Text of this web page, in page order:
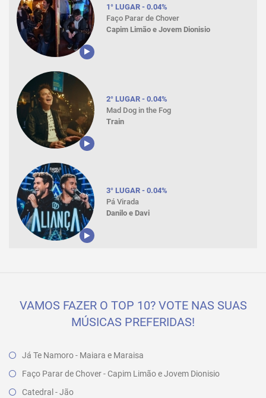
1° LUGAR - 0.04%
Faço Parar de Chover
Capim Limão e Jovem Dionisio
2° LUGAR - 0.04%
Mad Dog in the Fog
Train
3° LUGAR - 0.04%
Pá Virada
Danilo e Davi
VAMOS FAZER O TOP 10? VOTE NAS SUAS
MÚSICAS PREFERIDAS!
Já Te Namoro - Maiara e Maraisa
Faço Parar de Chover - Capim Limão e Jovem Dionisio
Catedral - Jão